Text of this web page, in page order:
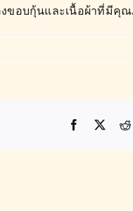
ขอบกุ้นและเนื้อผ้าที่มีคุ
Facebook
X